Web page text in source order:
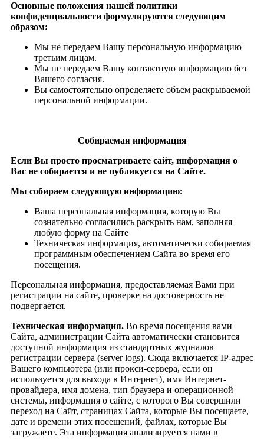
Основные положения нашей политики
конфиденциальности формулируются следующим
образом:
Мы не передаем Вашу персональную информацию
третьим лицам.
Мы не передаем Вашу контактную информацию без
Вашего согласия.
Вы самостоятельно определяете объем раскрываемой
персональной информации.
Собираемая информация
Если Вы просто просматриваете сайт, информация о
Вас не собирается и не публикуется на Сайте.
Мы собираем следующую информацию:
Ваша персональная информация, которую Вы
сознательно согласились раскрыть нам, заполняя
любую форму на Сайте
Техническая информация, автоматически собираемая
программным обеспечением Сайта во время его
посещения.
Персональная информация, предоставляемая Вами при
регистрации на сайте, проверке на достоверность не
подвергается.
Техническая информация. Во время посещения вами
Сайта, администрации Сайта автоматически становится
доступной информация из стандартных журналов
регистрации сервера (server logs). Сюда включается IP-адрес
Вашего компьютера (или прокси-сервера, если он
используется для выхода в Интернет), имя Интернет-
провайдера, имя домена, тип браузера и операционной
системы, информация о сайте, с которого Вы совершили
переход на Сайт, страницах Сайта, которые Вы посещаете,
дате и времени этих посещений, файлах, которые Вы
загружаете. Эта информация анализируется нами в